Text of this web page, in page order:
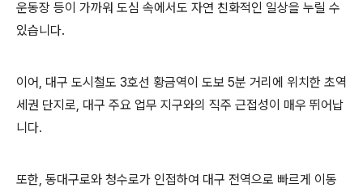
운동장 등이 가까워 도심 속에서도 자연 친화적인 일상을 누릴 수
있습니다.
이어, 대구 도시철도 3호선 황금역이 도보 5분 거리에 위치한 초역
세권 단지로, 대구 주요 업무 지구와의 직주 근접성이 매우 뛰어납
니다.
또한, 동대구로와 청수로가 인접하여 대구 전역으로 빠르게 이동